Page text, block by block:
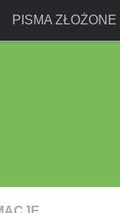
PISMA ZŁOŻONE